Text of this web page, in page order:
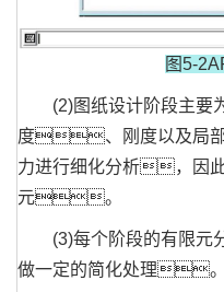
图5-
(2)图纸设计阶段主要
度、刚度以及局
力进行细化分析，因
元。
(3)每个阶段的有限元分
做一定的简化处理。